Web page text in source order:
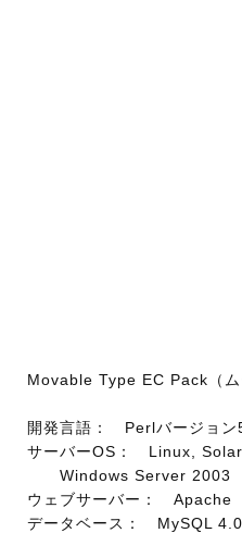
Movable Type EC Pack（ム
開発言語： Perlバージョン
サーバーOS： Linux,
Windows Server 2003
ウェブサーバー：
データベース： MySQL